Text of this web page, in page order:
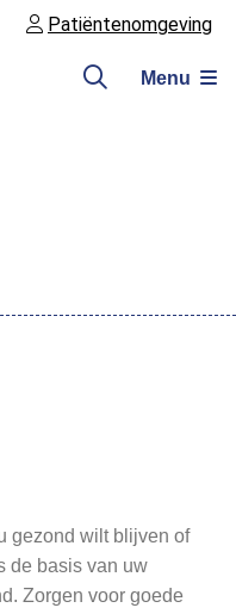
Patiëntenomgeving
Menu
gezond wilt blijven of
de basis van uw
Zorgen voor goede